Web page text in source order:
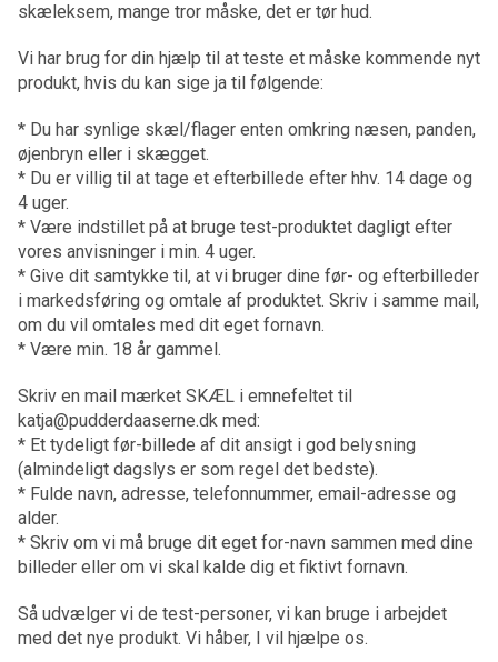
skæleksem, mange tror måske, det er tør hud.
Vi har brug for din hjælp til at teste et måske kommende nyt
produkt, hvis du kan sige ja til følgende:
* Du har synlige skæl/flager enten omkring næsen, panden,
øjenbryn eller i skægget.
* Du er villig til at tage et efterbillede efter hhv. 14 dage og
4 uger.
* Være indstillet på at bruge test-produktet dagligt efter
vores anvisninger i min. 4 uger.
* Give dit samtykke til, at vi bruger dine før- og efterbilleder
i markedsføring og omtale af produktet. Skriv i samme mail,
om du vil omtales med dit eget fornavn.
* Være min. 18 år gammel.
Skriv en mail mærket SKÆL i emnefeltet til
katja@pudderdaaserne.dk med:
* Et tydeligt før-billede af dit ansigt i god belysning
(almindeligt dagslys er som regel det bedste).
* Fulde navn, adresse, telefonnummer, email-adresse og
alder.
* Skriv om vi må bruge dit eget for-navn sammen med dine
billeder eller om vi skal kalde dig et fiktivt fornavn.
Så udvælger vi de test-personer, vi kan bruge i arbejdet
med det nye produkt. Vi håber, I vil hjælpe os.